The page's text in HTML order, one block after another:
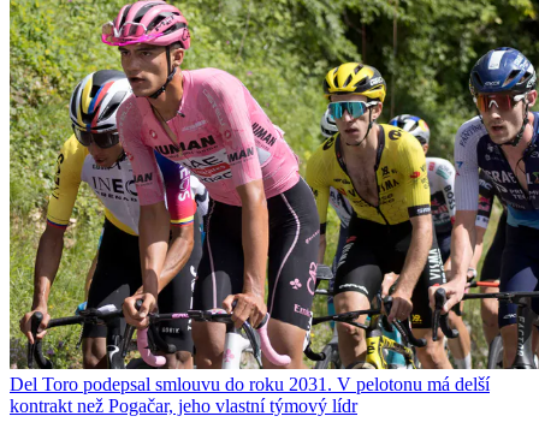
Del Toro podepsal smlouvu do roku 2031. V pelotonu má delší
kontrakt než Pogačar, jeho vlastní týmový lídr